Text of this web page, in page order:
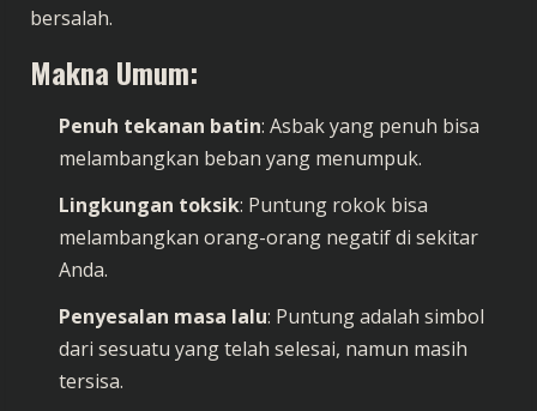
bersalah.
Makna Umum:
Penuh tekanan batin: Asbak yang penuh bisa
melambangkan beban yang menumpuk.
Lingkungan toksik: Puntung rokok bisa
melambangkan orang-orang negatif di sekitar
Anda.
Penyesalan masa lalu: Puntung adalah simbol
dari sesuatu yang telah selesai, namun masih
tersisa.